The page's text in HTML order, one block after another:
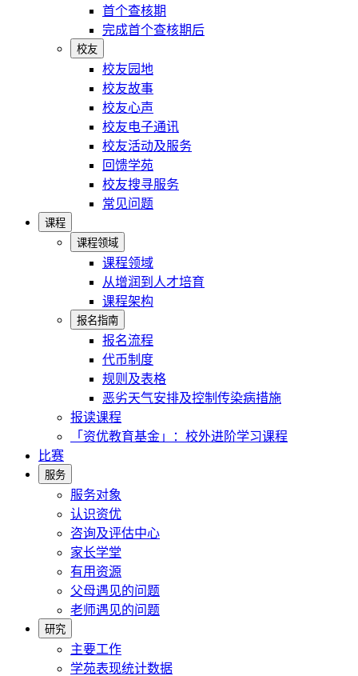
首个查核期
完成首个查核期后
校友
校友园地
校友故事
校友心声
校友电子通讯
校友活动及服务
回馈学苑
校友搜寻服务
常见问题
课程
课程领域
课程领域
从增润到人才培育
课程架构
报名指南
报名流程
代币制度
规则及表格
恶劣天气安排及控制传染病措施
报读课程
「资优教育基金」：校外进阶学习课程
比赛
服务
服务对象
认识资优
咨询及评估中心
家长学堂
有用资源
父母遇见的问题
老师遇见的问题
研究
主要工作
学苑表现统计数据